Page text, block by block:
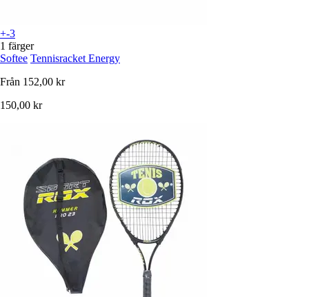
+-3
1 färger
Softee Tennisracket Energy
Från 152,00 kr
150,00 kr